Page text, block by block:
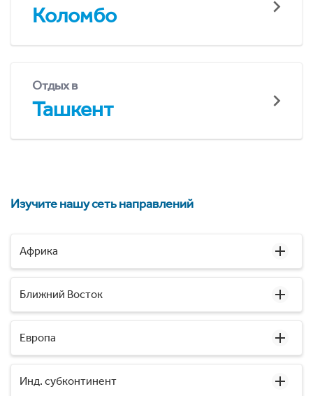
Коломбо
Отдых в
Ташкент
Изучите нашу сеть направлений
Африка
Ближний Восток
Европа
Инд. субконтинент